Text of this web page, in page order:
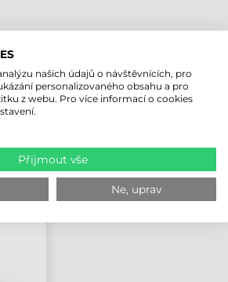
PRODUKTY
4
našich údajů o návštěvnících, pro
personalizovaného obsahu a pro
z webu. Pro více informací o cookies
Přijmout vše
Ne, uprav